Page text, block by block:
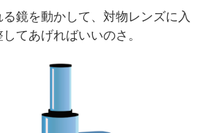
鏡を動かして、対物レンズに入
てあげればいいのさ。